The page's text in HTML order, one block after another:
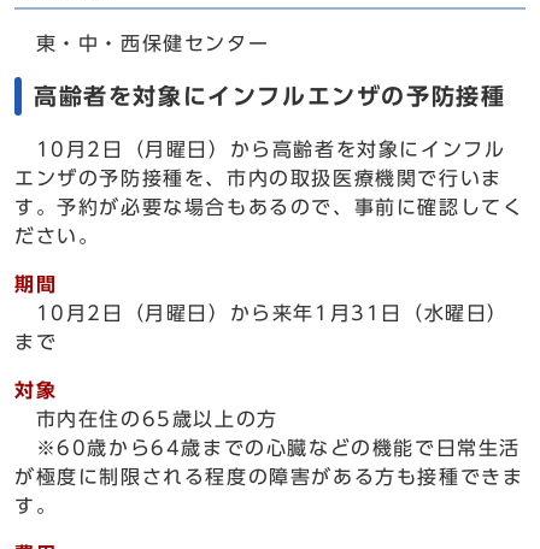
東・中・西保健センター
高齢者を対象にインフルエンザの予防接種
10月2日（月曜日）から高齢者を対象にインフル
エンザの予防接種を、市内の取扱医療機関で行いま
す。予約が必要な場合もあるので、事前に確認してく
ださい。
期間
10月2日（月曜日）から来年1月31日（水曜日）
まで
対象
市内在住の65歳以上の方
※60歳から64歳までの心臓などの機能で日常生活
が極度に制限される程度の障害がある方も接種できま
す。